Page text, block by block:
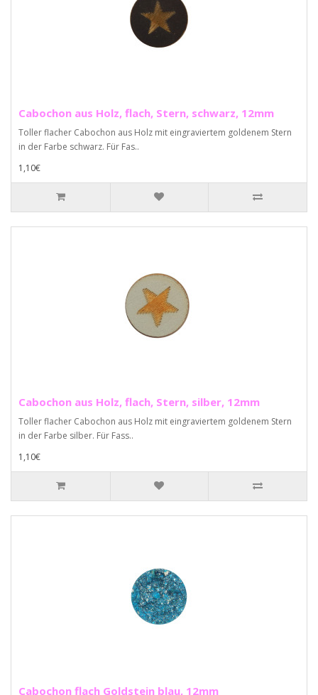
Cabochon aus Holz, flach, Stern, schwarz, 12mm
Toller flacher Cabochon aus Holz mit eingraviertem goldenem Stern
in der Farbe schwarz. Für Fas..
1,10€
Cabochon aus Holz, flach, Stern, silber, 12mm
Toller flacher Cabochon aus Holz mit eingraviertem goldenem Stern
in der Farbe silber. Für Fass..
1,10€
Cabochon flach Goldstein blau, 12mm